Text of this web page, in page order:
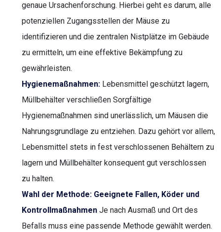
genaue Ursachenforschung. Hierbei geht es darum, alle
potenziellen Zugangsstellen der Mäuse zu
identifizieren und die zentralen Nistplätze im Gebäude
zu ermitteln, um eine effektive Bekämpfung zu
gewährleisten.
Hygienemaßnahmen: Lebensmittel geschützt lagern,
Müllbehälter verschließen Sorgfältige
Hygienemaßnahmen sind unerlässlich, um Mäusen die
Nahrungsgrundlage zu entziehen. Dazu gehört vor allem,
Lebensmittel stets in fest verschlossenen Behältern zu
lagern und Müllbehälter konsequent gut verschlossen
zu halten.
Wahl der Methode: Geeignete Fallen, Köder und
Kontrollmaßnahmen Je nach Ausmaß und Ort des
Befalls muss eine passende Methode gewählt werden.